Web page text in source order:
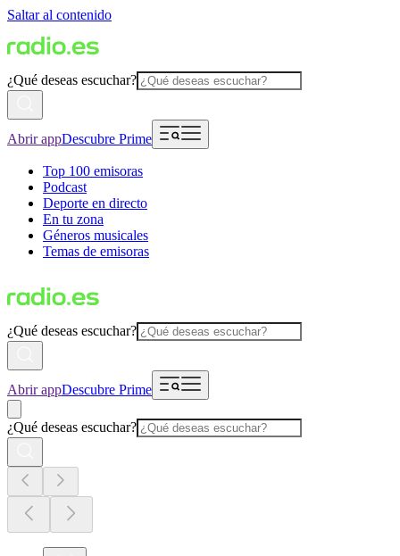
Saltar al contenido
¿Qué deseas escuchar?
Abrir appDescubre Prime
Top 100 emisoras
Podcast
Deporte en directo
En tu zona
Géneros musicales
Temas de emisoras
¿Qué deseas escuchar?
Abrir appDescubre Prime
¿Qué deseas escuchar?